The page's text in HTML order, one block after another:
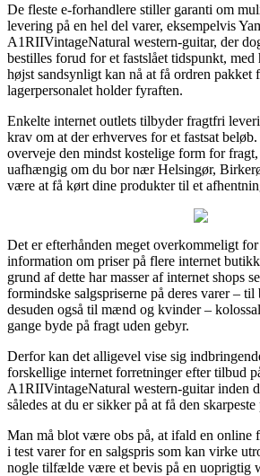
De fleste e-forhandlere stiller garanti om
levering på en hel del varer, eksempelvis
A1RIIVintageNatural western-guitar, der
bestilles forud for et fastslået tidspunkt, med
højst sandsynligt kan nå at få ordren pakket
lagerpersonalet holder fyraften.
Enkelte internet outlets tilbyder fragtfri
krav om at der erhverves for et fastsat
overveje den mindst kostelige form for
uafhængig om du bor nær Helsingør,
være at få kørt dine produkter til et
Det er efterhånden meget overkommeligt
information om priser på flere internet
grund af dette har masser af internet shops
formindske salgspriserne på deres varer –
desuden også til mænd og kvinder –
gange byde på fragt uden gebyr.
Derfor kan det alligevel vise sig
forskellige internet forretninger efter tilbud
A1RIIVintageNatural western-guitar inden
således at du er sikker på at få den skarpeste
Man må blot være obs på, at ifald en online
i test varer for en salgspris som kan virke
nogle tilfælde være et bevis på en uoprigtig